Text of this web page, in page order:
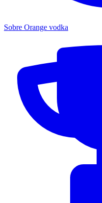
Sobre Orange vodka